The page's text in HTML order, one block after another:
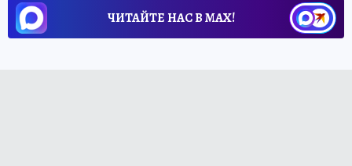
ЧИТАЙТЕ НАС В МАХ!